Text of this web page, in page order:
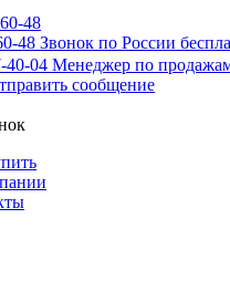
48
48 Звонок по России
40-04 Менеджер по
сообщение